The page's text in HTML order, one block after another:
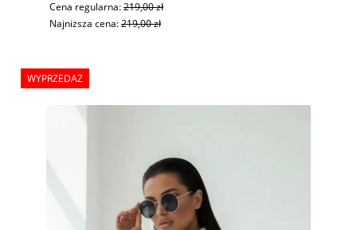
Cena regularna:219,00 zł
Najniższa cena:219,00 zł
WYPRZEDAŻ